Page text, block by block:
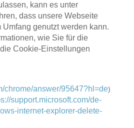
kann es unter
dass unsere Webseite
genutzt werden kann.
wie Sie für die
Cookie-Einstellungen
chrome/answer/95647?hl=de)
support.microsoft.com/de-
internet-explorer-delete-